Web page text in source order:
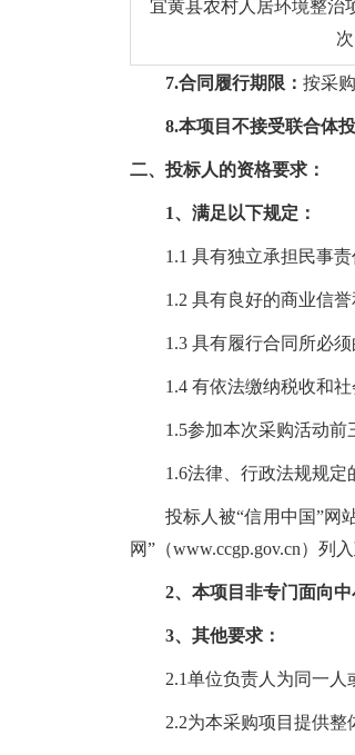
宜黄县农村人居环境整治
次
7.合同履行期限：按采
8.本项目不接受联合体投
二、投标人的资格要求：
1、满足以下规定：
1.1 具有独立承担民事责
1.2 具有良好的商业信
1.3 具有履行合同所必
1.4 有依法缴纳税收和
1.5参加本次采购活动前
1.6法律、行政法规规定
投标人被“信用中国”网
网”（www.ccgp.gov.cn）列
2、本项目非专门面向中
3、其他要求：
2.1单位负责人为同一
2.2为本采购项目提供